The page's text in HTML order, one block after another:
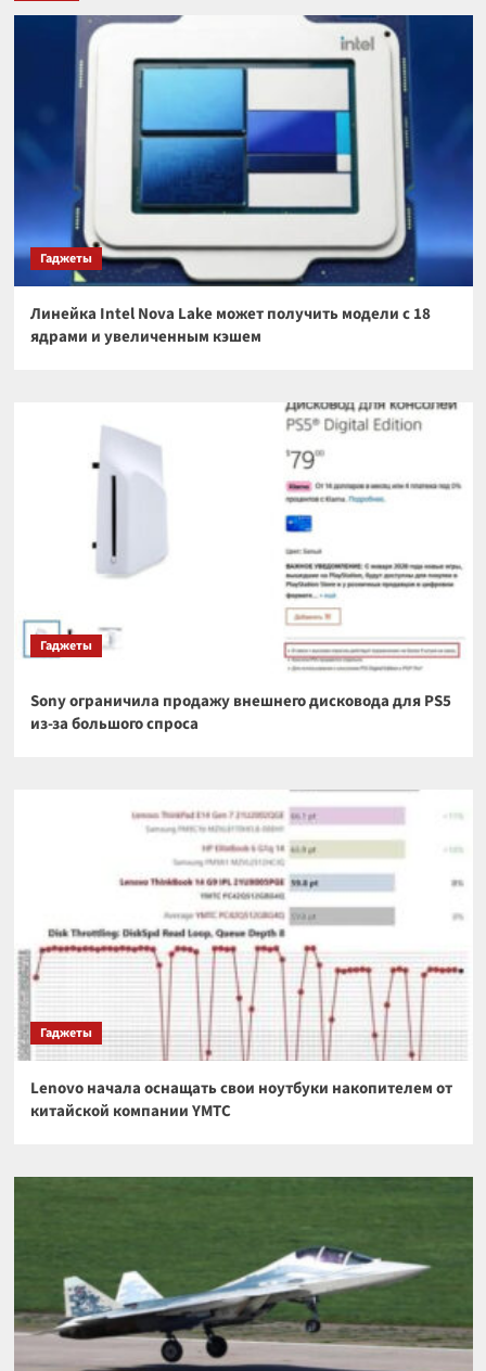
Гаджеты
Линейка Intel Nova Lake может получить модели с 18
ядрами и увеличенным кэшем
Гаджеты
Sony ограничила продажу внешнего дисковода для PS5
из-за большого спроса
Гаджеты
Lenovo начала оснащать свои ноутбуки накопителем от
китайской компании YMTC